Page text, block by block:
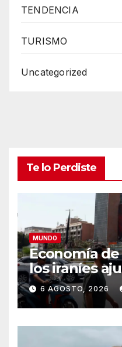
TENDENCIA
TURISMO
Uncategorized
Te lo Perdiste
MUNDO
Economía de
los iraníes
para
meses de
Estados
6 AGOSTO, 2026